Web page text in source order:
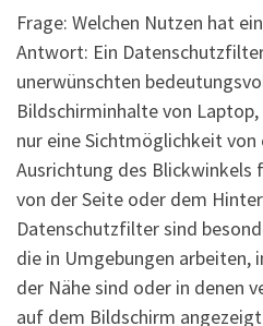
Frage: Welchen Nutzen hat
Antwort: Ein
unerwünschten
Bildschirminhalte von
nur eine Sichtmöglichkeit
Ausrichtung des Blickwinkels
von der Seite oder dem
Datenschutzfilter sind
die in Umgebungen arbeiten,
der Nähe sind oder in denen
auf dem Bildschirm